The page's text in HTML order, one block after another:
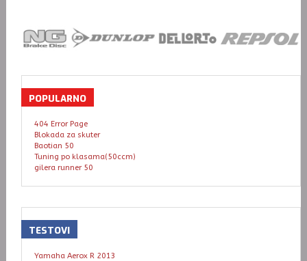
POPULARNO
404 Error Page
Blokada za skuter
Baotian 50
Tuning po klasama(50ccm)
gilera runner 50
TESTOVI
Yamaha Aerox R 2013